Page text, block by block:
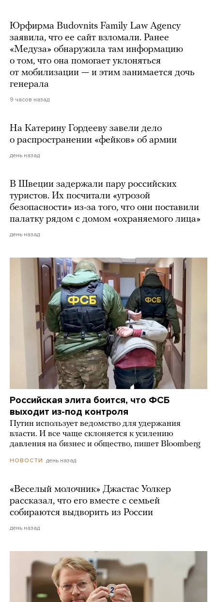
Юрфирма Budovnits Family Law Agency
заявила, что ее сайт взломали. Ранее
«Медуза» обнаружила там информацию
о том, что она помогает уклоняться
от мобилизации — и этим занимается дочь
генерала
9 часов назад
На Катерину Гордееву завели дело
о распространении «фейков» об армии
день назад
В Швеции задержали пару российских
туристов. Их посчитали «угрозой
безопасности» из-за того, что они поставили
палатку рядом с домом «охраняемого лица»
день назад
Российская элита боится, что ФСБ
выходит из-под контроля
Путин использует ведомство для удержания
власти. И все чаще склоняется к усилению
давления на бизнес и общество, пишет Bloomberg
НОВОСТИ день назад
«Веселый молочник» Джастас Уолкер
рассказал, что его вместе с семьей
собираются выдворить из России
день назад